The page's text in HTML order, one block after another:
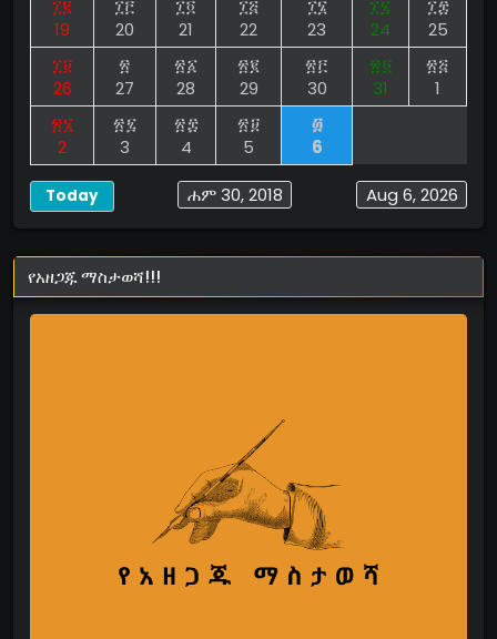
፲፪
19
፲፫
20
፲፬
21
፲፭
22
፲፮
23
፲፯
24
፲፰
25
፲፱
26
፳
27
፳፩
28
፳፪
29
፳፫
30
፳፬
31
፳፭
1
፳፮
2
፳፯
3
፳፰
4
፳፱
5
፴
6
Aug 6, 2026
ሐም 30, 2018
Today
የአዘጋጁ ማስታወሻ!!!